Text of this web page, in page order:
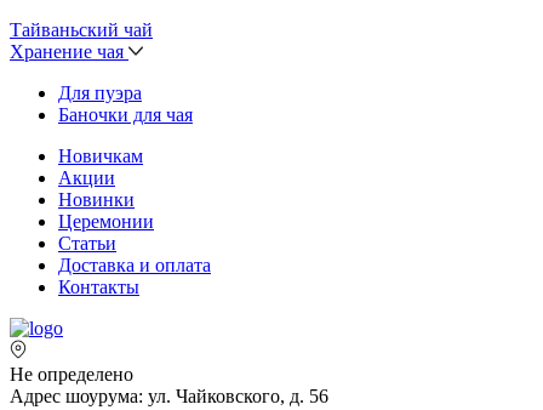
Тайваньский чай
Хранение чая
Для пуэра
Баночки для чая
Новичкам
Акции
Новинки
Церемонии
Статьи
Доставка и оплата
Контакты
Не определено
Адрес шоурума: ул. Чайковского, д. 56